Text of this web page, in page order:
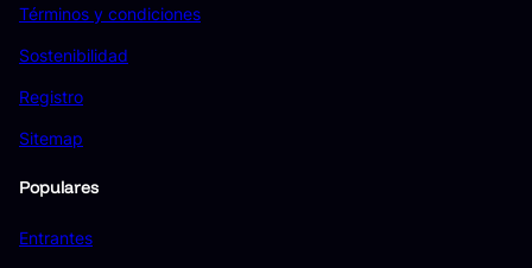
Términos y condiciones
Sostenibilidad
Registro
Sitemap
Populares
Entrantes